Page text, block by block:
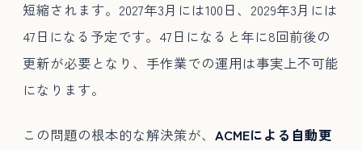
短縮されます。2027年3月には100日、2029年3月には
47日になる予定です。47日になると年に8回前後の
更新が必要となり、手作業での運用は事実上不可能
になります。
この問題の根本的な解決策が、 ACMEによる自動更